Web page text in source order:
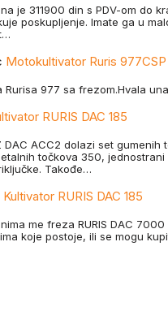
je 311900 din s PDV-om do
poskupljenje. Imate ga u
Motokultivator Ruris 977CSP
Rurisa 977 sa frezom.Hvala
RURIS DAC 185
DAC ACC2 dolazi set gumenih
točkova 350, jednostrani
Takođe…
Kultivator RURIS DAC 185
me freza RURIS DAC 7000
koje postoje, ili se mogu